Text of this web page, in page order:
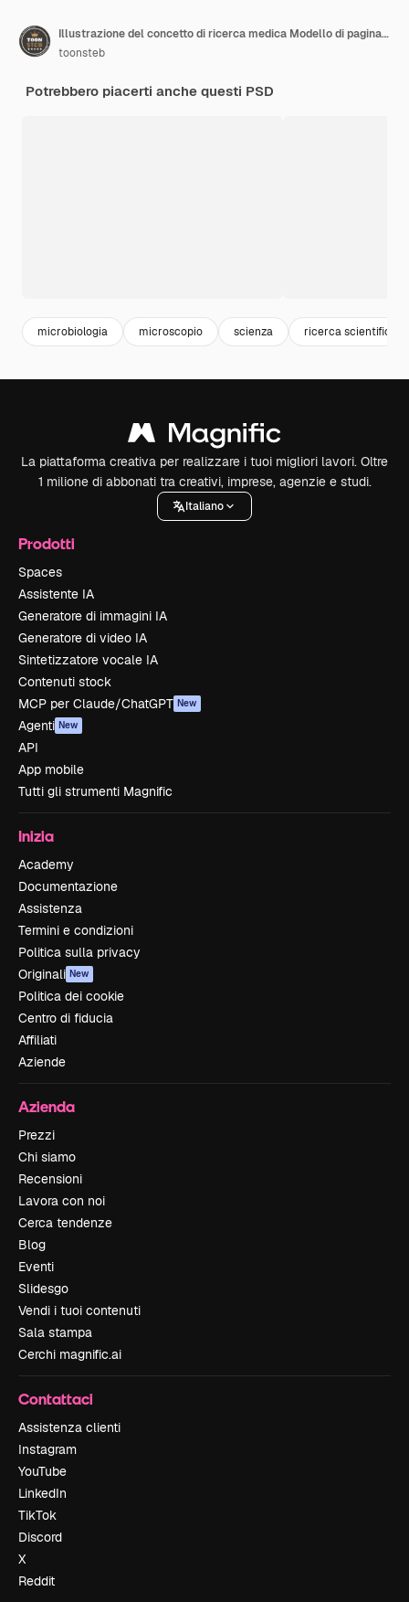
Illustrazione del concetto di ricerca medica Modello di pagina di destinazione per lo sfondo
toonsteb
Potrebbero piacerti anche questi PSD
microbiologia microscopio scienza ricerca scientifica
La piattaforma creativa per realizzare i tuoi migliori lavori. Oltre
1 milione di abbonati tra creativi, imprese, agenzie e studi.
Italiano
Prodotti
Spaces
Assistente IA
Generatore di immagini IA
Generatore di video IA
Sintetizzatore vocale IA
Contenuti stock
MCP per Claude/ChatGPT New
Agenti New
API
App mobile
Tutti gli strumenti Magnific
Inizia
Academy
Documentazione
Assistenza
Termini e condizioni
Politica sulla privacy
Originali New
Politica dei cookie
Centro di fiducia
Affiliati
Aziende
Azienda
Prezzi
Chi siamo
Recensioni
Lavora con noi
Cerca tendenze
Blog
Eventi
Slidesgo
Vendi i tuoi contenuti
Sala stampa
Cerchi magnific.ai
Contattaci
Assistenza clienti
Instagram
YouTube
LinkedIn
TikTok
Discord
X
Reddit